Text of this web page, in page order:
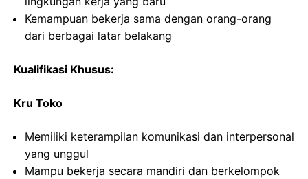
Kemampuan bekerja sama dengan orang-orang
dari berbagai latar belakang
Kualifikasi Khusus:
Kru Toko
Memiliki keterampilan komunikasi dan interpersonal
yang unggul
Mampu bekerja secara mandiri dan berkelompok